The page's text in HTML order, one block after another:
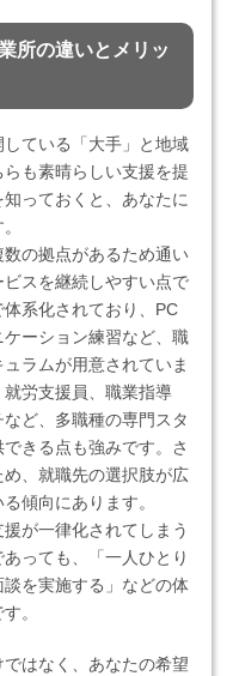
所の違いとメリッ
ている「大手」と地域
も素晴らしい支援を提
っておくと、あなたに
の拠点があるため通い
スを継続しやすい点で
系化されており、PC
ーション練習など、職
ラムが用意されていま
労支援員、職業指導
ど、多職種の専門スタ
きる点も強みです。さ
、就職先の選択肢が広
傾向にあります。
が一律化されてしまう
っても、「一人ひとり
を実施する」などの体
。
ではなく、あなたの希望